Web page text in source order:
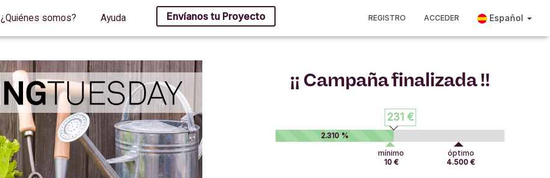
¿Quiénes somos? Ayuda Envíanos tu Proyecto REGISTRO ACCEDER Español
¡¡ Campaña finalizada !!
231 €
2.310 %
mínimo
10 €
óptimo
4.500 €